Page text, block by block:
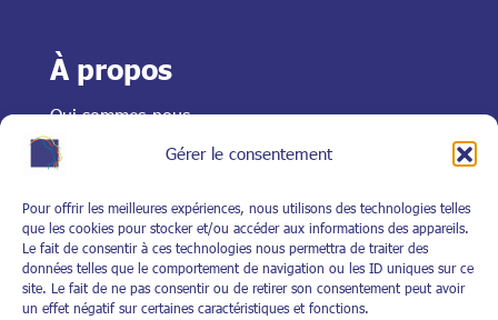
Gérer le consentement
Pour offrir les meilleures expériences, nous utilisons des technologies telles
que les cookies pour stocker et/ou accéder aux informations des appareils.
Le fait de consentir à ces technologies nous permettra de traiter des
données telles que le comportement de navigation ou les ID uniques sur ce
site. Le fait de ne pas consentir ou de retirer son consentement peut avoir
un effet négatif sur certaines caractéristiques et fonctions.
À propos
Qui sommes-nous
Historique
Organisation et fonctionnement
Nos équipes
Mentions légales